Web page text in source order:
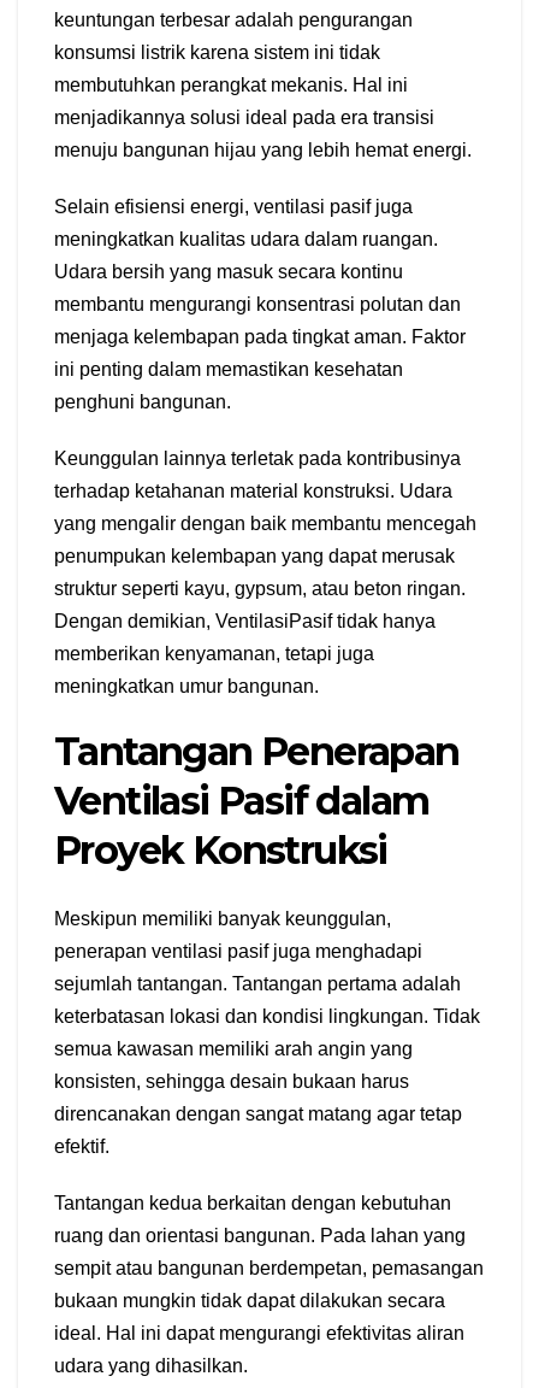
keuntungan terbesar adalah pengurangan
konsumsi listrik karena sistem ini tidak
membutuhkan perangkat mekanis. Hal ini
menjadikannya solusi ideal pada era transisi
menuju bangunan hijau yang lebih hemat energi.
Selain efisiensi energi, ventilasi pasif juga
meningkatkan kualitas udara dalam ruangan.
Udara bersih yang masuk secara kontinu
membantu mengurangi konsentrasi polutan dan
menjaga kelembapan pada tingkat aman. Faktor
ini penting dalam memastikan kesehatan
penghuni bangunan.
Keunggulan lainnya terletak pada kontribusinya
terhadap ketahanan material konstruksi. Udara
yang mengalir dengan baik membantu mencegah
penumpukan kelembapan yang dapat merusak
struktur seperti kayu, gypsum, atau beton ringan.
Dengan demikian, VentilasiPasif tidak hanya
memberikan kenyamanan, tetapi juga
meningkatkan umur bangunan.
Tantangan Penerapan
Ventilasi Pasif dalam
Proyek Konstruksi
Meskipun memiliki banyak keunggulan,
penerapan ventilasi pasif juga menghadapi
sejumlah tantangan. Tantangan pertama adalah
keterbatasan lokasi dan kondisi lingkungan. Tidak
semua kawasan memiliki arah angin yang
konsisten, sehingga desain bukaan harus
direncanakan dengan sangat matang agar tetap
efektif.
Tantangan kedua berkaitan dengan kebutuhan
ruang dan orientasi bangunan. Pada lahan yang
sempit atau bangunan berdempetan, pemasangan
bukaan mungkin tidak dapat dilakukan secara
ideal. Hal ini dapat mengurangi efektivitas aliran
udara yang dihasilkan.